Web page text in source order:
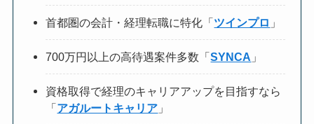
首都圏の会計・経理転職に特化「ツインプロ 」
700万円以上の高待遇案件多数「SYNCA 」
資格取得で経理のキャリアアップを目指すなら
「 アガルートキャリア 」